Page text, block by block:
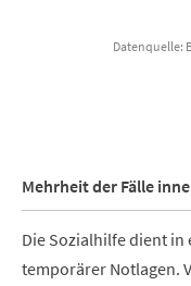
Datenquelle:
Mehrheit der Fälle
Die Sozialhilfe dient
temporärer Notlagen.